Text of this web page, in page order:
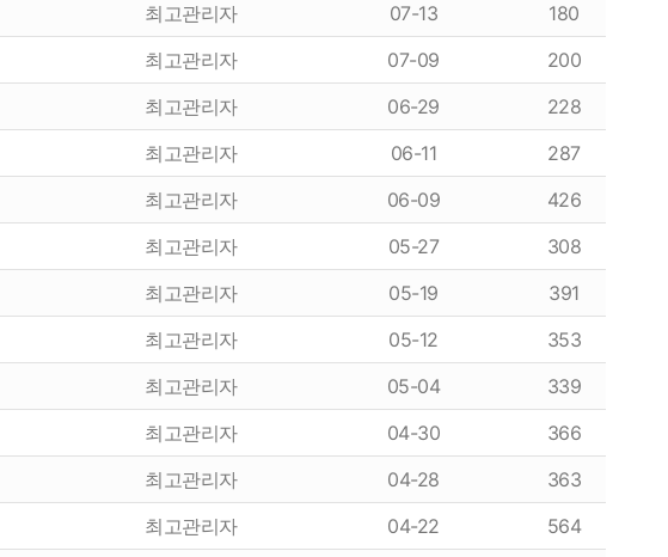
최고관리자 07-13
180
최고관리자 07-09
200
최고관리자 06-29
228
최고관리자 06-11
287
최고관리자 06-09 426
최고관리자 05-27
308
최고관리자 05-19
391
최고관리자 05-12
353
최고관리자 05-04
339
최고관리자 04-30
366
최고관리자 04-28
363
최고관리자 04-22
564